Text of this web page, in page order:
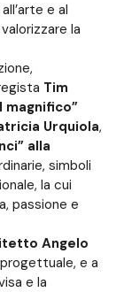
e al
la
Tim
magnifico”
Urquiola,
alla
simboli
la cui
passione e
Angelo
e a
e la